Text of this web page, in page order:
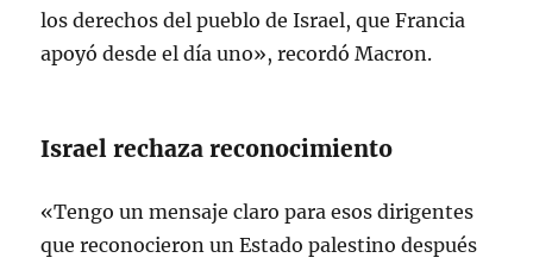
los derechos del pueblo de Israel, que Francia
apoyó desde el día uno», recordó Macron.
Israel rechaza reconocimiento
«Tengo un mensaje claro para esos dirigentes
que reconocieron un Estado palestino después